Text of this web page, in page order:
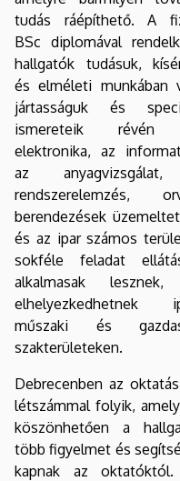
tudás ráépíthető. A
BSc diplomával
hallgatók tudásuk,
és elméleti munkában
jártasságuk és
ismereteik révén
elektronika, az
az
rendszerelemzés,
berendezések
és az ipar számos
sokféle feladat
alkalmasak
elhelyezkedhetnek
műszaki és
szakterületeken.
Debrecenben az
létszámmal folyik,
köszönhetően a
több figyelmet és
kapnak az